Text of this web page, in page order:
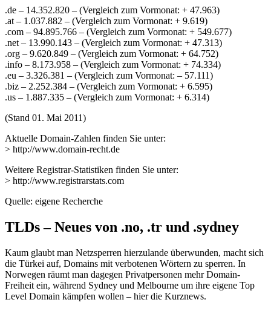
.de – 14.352.820 – (Vergleich zum Vormonat: + 47.963)
.at – 1.037.882 – (Vergleich zum Vormonat: + 9.619)
.com – 94.895.766 – (Vergleich zum Vormonat: + 549.677)
.net – 13.990.143 – (Vergleich zum Vormonat: + 47.313)
.org – 9.620.849 – (Vergleich zum Vormonat: + 64.752)
.info – 8.173.958 – (Vergleich zum Vormonat: + 74.334)
.eu – 3.326.381 – (Vergleich zum Vormonat: – 57.111)
.biz – 2.252.384 – (Vergleich zum Vormonat: + 6.595)
.us – 1.887.335 – (Vergleich zum Vormonat: + 6.314)
(Stand 01. Mai 2011)
Aktuelle Domain-Zahlen finden Sie unter:
> http://www.domain-recht.de
Weitere Registrar-Statistiken finden Sie unter:
> http://www.registrarstats.com
Quelle: eigene Recherche
TLDs – Neues von .no, .tr und .sydney
Kaum glaubt man Netzsperren hierzulande überwunden, macht sich
die Türkei auf, Domains mit verbotenen Wörtern zu sperren. In
Norwegen räumt man dagegen Privatpersonen mehr Domain-
Freiheit ein, während Sydney und Melbourne um ihre eigene Top
Level Domain kämpfen wollen – hier die Kurznews.